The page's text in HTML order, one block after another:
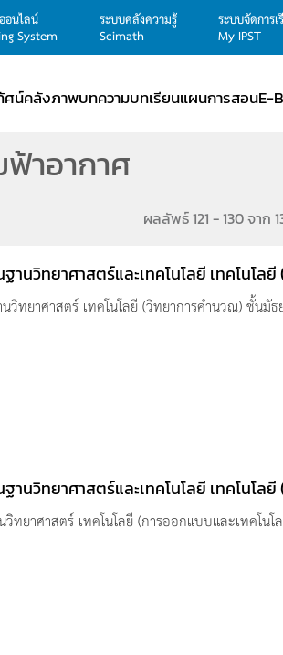
อนไลน์
System
ระบบคลังความรู้
Scimath
ระบบจัดการ
My IPST
ศน์คลังภาพบทความบทเรียนแผนการสอนE-
าอากาศ
ผลลัพธ์ 121 - 130 จาก
านวิทยาศาสตร์และเทคโนโลยี เทคโนโ
วิทยาศาสตร์ เทคโนโลยี (วิทยาการคำนวณ) ชั้นมั
านวิทยาศาสตร์และเทคโนโลยี เทคโนโล
ทยาศาสตร์ เทคโนโลยี (การออกแบบและเทคโน